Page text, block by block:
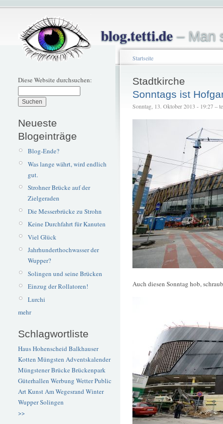
blog.tetti.de– Man
Diese Website durchsuchen:
Neueste
Blogeinträge
Blog-Ende?
Was lange währt, wird endlich
gut.
Strohner Brücke auf der
Zielgeraden
Die Messerbrücke zu Strohn
Keine Durchfahrt für Kanuten
Viel Glück
Jahrhunderthochwasser der
Wupper?
Solingen und seine Brücken
Einzug der Rollatoren!
Lurchi
mehr
Schlagwortliste
Haus Hohenscheid Balkhauser
Kotten Müngsten Adventskalender
Müngstener BrückeBrückenpark
Güterhallen Werbung WetterPublic
ArtKunstAm Wegesrand Winter
WupperSolingen
>>
Startseite
Stadtkirche
Sonntags ist
Sonntag, 13. Oktober 2013 - 19:27 –
Auch diesen Sonntag hob,